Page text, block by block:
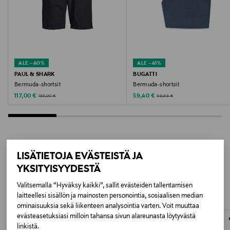
LISÄTIETOJA EVÄSTEISTÄ JA
YKSITYISYYDESTÄ
Valitsemalla “Hyväksy kaikki”, sallit evästeiden tallentamisen
laitteellesi sisällön ja mainosten personointia, sosiaalisen median
ominaisuuksia sekä liikenteen analysointia varten. Voit muuttaa
evästeasetuksiasi milloin tahansa sivun alareunasta löytyvästä
linkistä.
020 ECRU
Bangladesh
Valmistajan tuotenumero
4379-16441E
Valmistaja
Bugatti GmbH
Valmistajan osoite
Hansastrasse 55, 32049 Herford, Germany
Digitaalinen osoite
ALE –40%
PAUL & SHARK
Bermuda-shortsit
Discounted Price
117,00 € Original Price
195,00 €
ALE –41%
BUGATTI
Bermuda-shortsit
Discounted Price
59,40 € Original Price
99,99 €
LISÄÄ KIINNOSTAVIA
TUOTTEITA